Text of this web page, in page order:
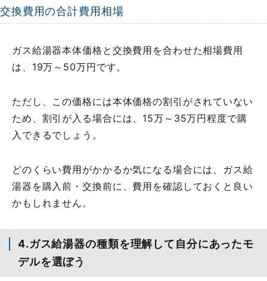
交換費用の合計費用相場
ガス給湯器本体価格と交換費用を合わせた相場費用
は、19万～50万円です。
ただし、この価格には本体価格の割引がされていない
ため、割引が入る場合には、15万～35万円程度で購
入できるでしょう。
どのくらい費用がかかるか気になる場合には、ガス給
湯器を購入前・交換前に、費用を確認しておくと良い
かもしれません。
4.ガス給湯器の種類を理解して自分にあったモ
デルを選ぼう